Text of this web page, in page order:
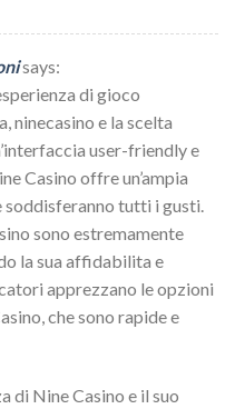
says:
di gioco
ninecasino e la scelta
user-friendly e
Casino offre un’ampia
soddisferanno tutti i gusti.
sono estremamente
la sua affidabilita e
apprezzano le opzioni
che sono rapide e
di Nine Casino e il suo